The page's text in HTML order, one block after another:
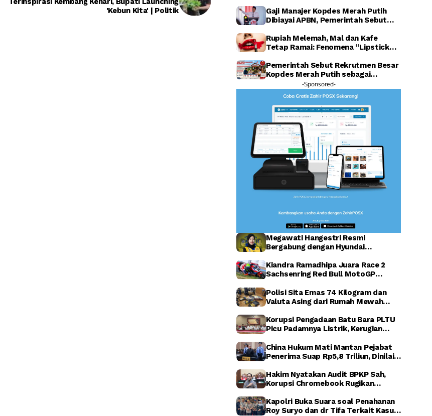
'Kebun Kita' | Politik
Gaji Manajer Kopdes Merah Putih
Dibiayai APBN, Pemerintah Sebut
Rupiah Melemah, Mal dan Kafe
Tetap Ramai: Fenomena “Lipstick
Pemerintah Sebut Rekrutmen Besar
Kopdes Merah Putih sebagai
Investasi SDM Raksasa
-Sponsored-
Megawati Hangestri Resmi
Bergabung dengan Hyundai
Sambut Penuh Harapan
Kiandra Ramadhipa Juara Race 2
Sachsenring Red Bull MotoGP
Berkumandang di Jerman
Polisi Sita Emas 74 Kilogram dan
Valuta Asing dari Rumah Mewah
ASABRI, dan Krakatau Steel
Korupsi Pengadaan Batu Bara PLTU
Picu Padamnya Listrik, Kerugian
China Hukum Mati Mantan Pejabat
Penerima Suap Rp5,8 Triliun, Dinilai
Hakim Nyatakan Audit BPKP Sah,
Korupsi Chromebook Rugikan
Kapolri Buka Suara soal Penahanan
Roy Suryo dan dr Tifa Terkait Kasus